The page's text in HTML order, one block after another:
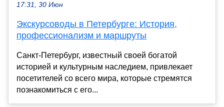
17:31, 30 Июн
Экскурсоводы в Петербурге: История,
профессионализм и маршруты
Санкт-Петербург, известный своей богатой
историей и культурным наследием, привлекает
посетителей со всего мира, которые стремятся
познакомиться с его...